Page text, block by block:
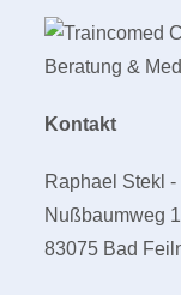
Kontakt
Raphael Stekl -
Nußbaumweg
83075 Bad